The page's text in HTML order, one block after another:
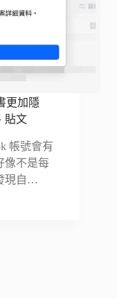
更加隱
貼文
帳號會有
像不是每
現自…